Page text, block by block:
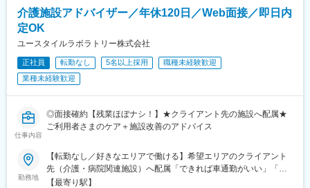
介護施設アドバイザー／年休120日／Web面接／即日内
定OK
ユースタイルラボラトリー株式会社
正社員 転勤なし 5名以上採用
職種未経験歓迎
業種未経験歓迎
仕事内容
◎面接確約【残業ほぼナシ！】★クライアント先の施設へ配属★
ご利用者さまのケア＋施設改善のアドバイス
勤務地
【転勤なし／好きなエリアで働ける】希望エリアのクライアント
先（介護・病院関連施設）へ配属「できれば車通勤がいい」「未
経験なので先輩スタッフと一緒に働きたい」等ご相談ください！
【最寄り駅】